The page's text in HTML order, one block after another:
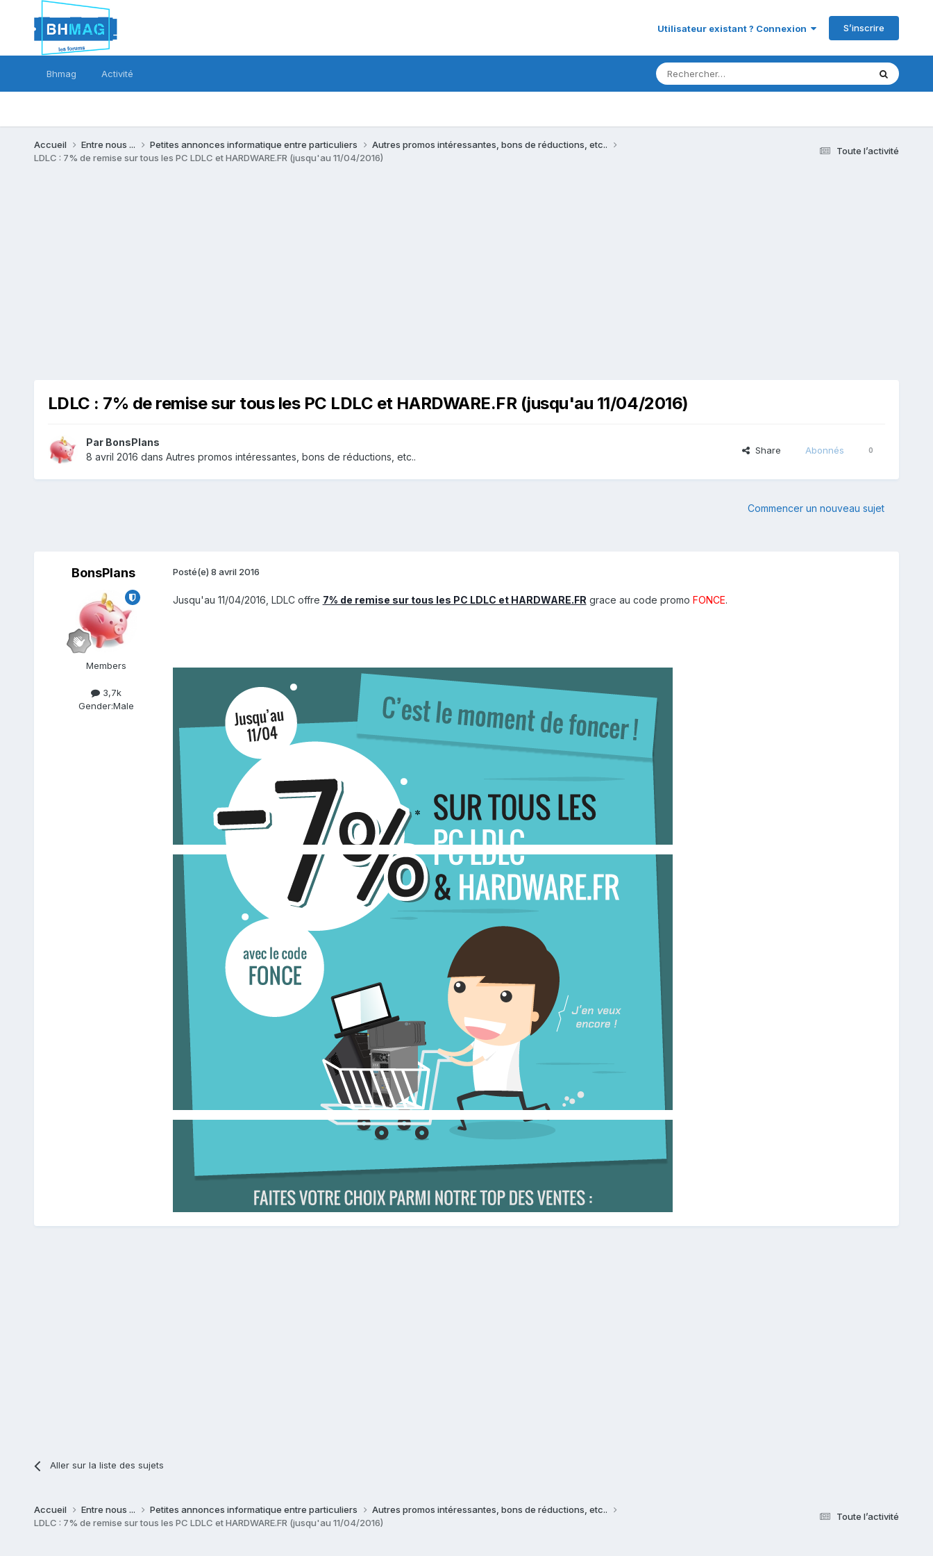
Utilisateur existant ? Connexion S’inscrire
Bhmag Activité
Toute l’activité
Accueil Entre nous ... Petites annonces informatique entre particuliers
Autres promos intéressantes, bons de réductions, etc..
LDLC : 7% de remise sur tous les PC LDLC et HARDWARE.FR (jusqu'au 11/04/2016)
LDLC : 7% de remise sur tous les PC LDLC et HARDWARE.FR (jusqu'au 11/04/2016)
Par BonsPlans
8 avril 2016 dans Autres promos intéressantes, bons de réductions, etc..
Share Abonnés 0
Commencer un nouveau sujet
BonsPlans
Members
3,7k
Gender:Male
Posté(e) 8 avril 2016
Jusqu'au 11/04/2016, LDLC offre 7% de remise sur tous les PC LDLC et HARDWARE.FR grace au code promo FONCE.
Aller sur la liste des sujets
Toute l’activité
Accueil Entre nous ... Petites annonces informatique entre particuliers
Autres promos intéressantes, bons de réductions, etc..
LDLC : 7% de remise sur tous les PC LDLC et HARDWARE.FR (jusqu'au 11/04/2016)